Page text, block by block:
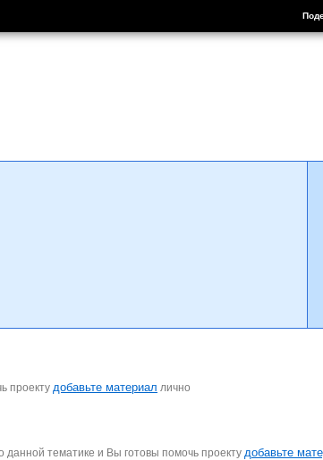
проекту добавьте материал лично
тематике и Вы готовы помочь проекту добавьте